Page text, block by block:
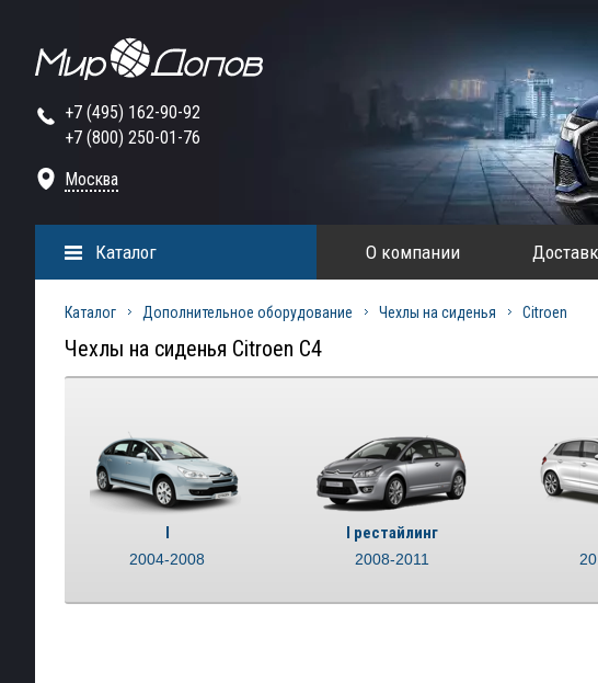
+7 (495) 162-90-92
+7 (800) 250-01-76
Москва
О компании
Каталог
Каталог Дополнительное оборудование Чехлы на сиденья Citroen
Чехлы на сиденья Citroen C4
I
2004-2008
I рестайлинг
2008-2011